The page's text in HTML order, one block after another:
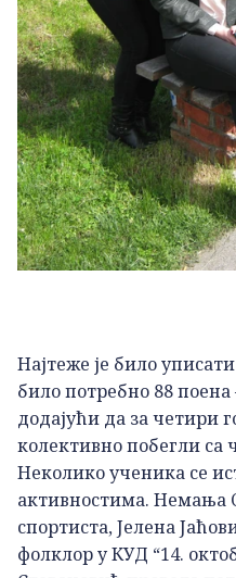
Најтеже је било
било потребно 88
додајући да за четири
колективно побегли са
Неколико ученика се
активностима. Немања
спортиста, Јелена
фолклор у КУД “14.